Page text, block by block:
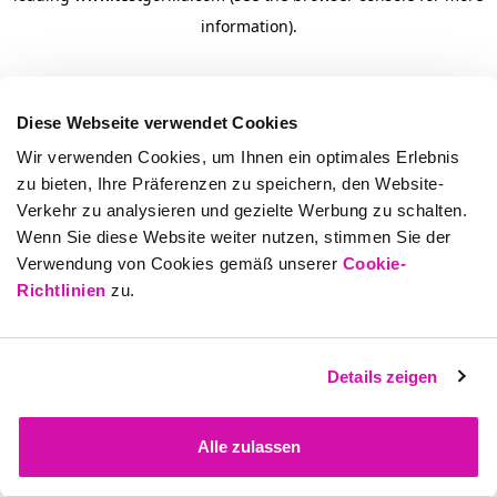
Diese Webseite verwendet Cookies
Wir verwenden Cookies, um Ihnen ein optimales Erlebnis
zu bieten, Ihre Präferenzen zu speichern, den Website-
Verkehr zu analysieren und gezielte Werbung zu schalten.
Wenn Sie diese Website weiter nutzen, stimmen Sie der
Verwendung von Cookies gemäß unserer Cookie-
Richtlinien zu.
Details zeigen
Alle zulassen
information).